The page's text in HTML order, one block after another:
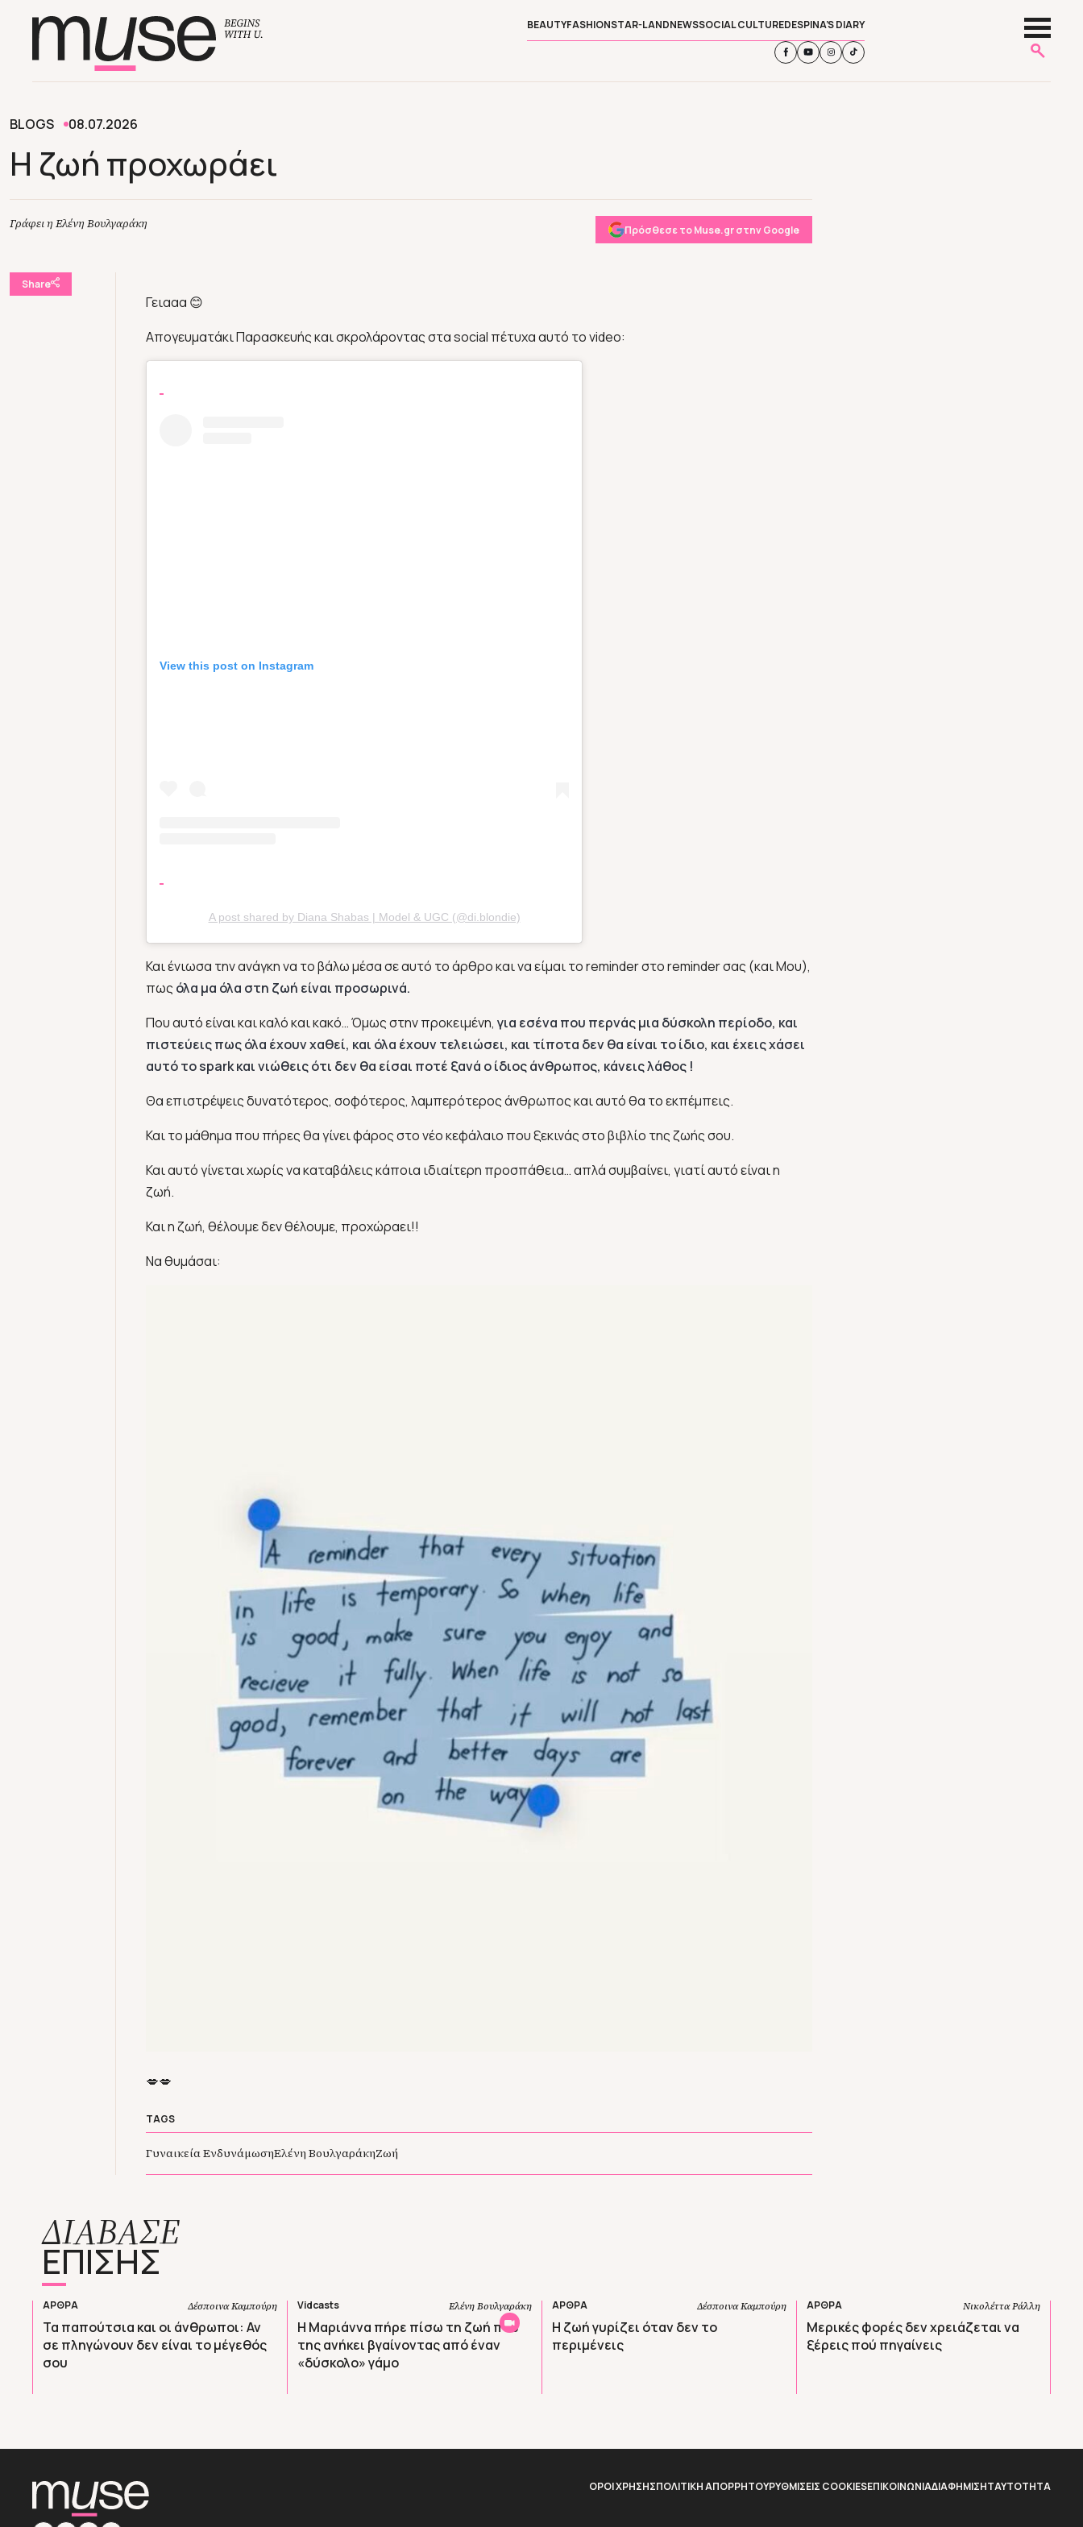
BEAUTYFASHIONSTAR-LANDNEWSSOCIAL CULTUREDESPINA’S DIARY
BLOGS 08.07.2026
Η ζωή προχωράει
Γράφει η Ελένη Βουλγαράκη Πρόσθεσε το Muse.gr στην Google
Share
Γειααα 😊
Απογευματάκι Παρασκευής και σκρολάροντας στα social πέτυχα αυτό το video:
View this post on Instagram
A post shared by Diana Shabas | Model & UGC (@di.blondie)
Και ένιωσα την ανάγκη να το βάλω μέσα σε αυτό το άρθρο και να είμαι το reminder στο reminder σας (και Μου),
πως όλα μα όλα στη ζωή είναι προσωρινά.
Που αυτό είναι και καλό και κακό… Όμως στην προκειμένη, για εσένα που περνάς μια δύσκολη περίοδο, και
πιστεύεις πως όλα έχουν χαθεί, και όλα έχουν τελειώσει, και τίποτα δεν θα είναι το ίδιο, και έχεις χάσει
αυτό το spark και νιώθεις ότι δεν θα είσαι ποτέ ξανά ο ίδιος άνθρωπος, κάνεις λάθος !
Θα επιστρέψεις δυνατότερος, σοφότερος, λαμπερότερος άνθρωπος και αυτό θα το εκπέμπεις.
Και το μάθημα που πήρες θα γίνει φάρος στο νέο κεφάλαιο που ξεκινάς στο βιβλίο της ζωής σου.
Και αυτό γίνεται χωρίς να καταβάλεις κάποια ιδιαίτερη προσπάθεια… απλά συμβαίνει, γιατί αυτό είναι η
ζωή.
Και η ζωή, θέλουμε δεν θέλουμε, προχώραει!!
Να θυμάσαι:
💋💋
TAGS
Γυναικεία ΕνδυνάμωσηΕλένη ΒουλγαράκηΖωή
ΔΙΑΒΑΣΕ
ΕΠΙΣΗΣ
ΑΡΘΡΑ Δέσποινα Καμπούρη
Τα παπούτσια και οι άνθρωποι: Αν
σε πληγώνουν δεν είναι το μέγεθός
σου
Vidcasts Ελένη Βουλγαράκη
Η Μαριάννα πήρε πίσω τη ζωή που
της ανήκει βγαίνοντας από έναν
«δύσκολο» γάμο
ΑΡΘΡΑ Δέσποινα Καμπούρη
Η ζωή γυρίζει όταν δεν το
περιμένεις
ΑΡΘΡΑ Νικολέττα Ράλλη
Μερικές φορές δεν χρειάζεται να
ξέρεις πού πηγαίνεις
ΟΡΟΙ ΧΡΗΣΗΣΠΟΛΙΤΙΚΗ ΑΠΟΡΡΗΤΟΥΡΥΘΜΙΣΕΙΣ COOKIESΕΠΙΚΟΙΝΩΝΙΑΔΙΑΦΗΜΙΣΗTAYTOTHTA